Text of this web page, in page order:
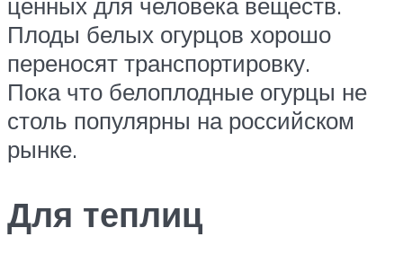
Плоды белых огурцов хорошо
переносят транспортировку.
Пока что белоплодные огурцы не
столь популярны на российском
рынке.
Для теплиц